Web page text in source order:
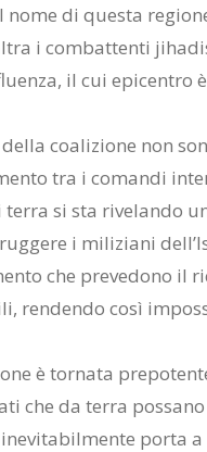
nome di que­sta
i com­bat­ten­ti
il cui epi­cen­tro
coa­li­zio­ne non
tra i co­man­di
ter­ra si sta ri­ve­lan­do
i mi­li­zia­ni
che pre­ve­do­no il
ren­den­do così
è tor­na­ta
che da ter­ra
por­ta